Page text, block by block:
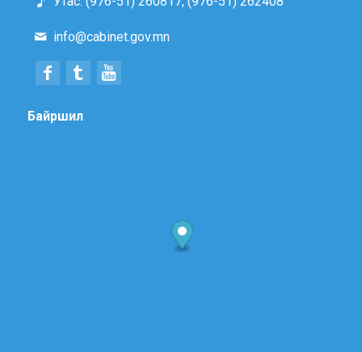
info@cabinet.gov.mn
Байршил